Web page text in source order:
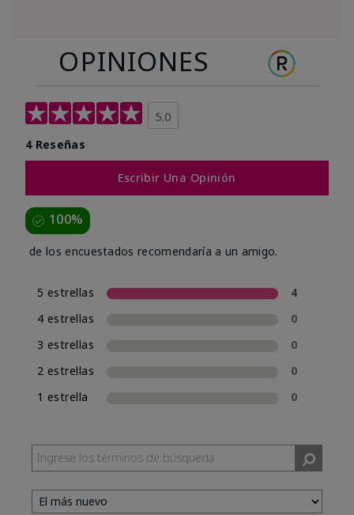
OPINIONES
5.0
4 Reseñas
Escribir Una Opinión
100%
de los encuestados recomendaría a un amigo.
5 estrellas
4
4 estrellas
0
3 estrellas
0
2 estrellas
0
1 estrella
0